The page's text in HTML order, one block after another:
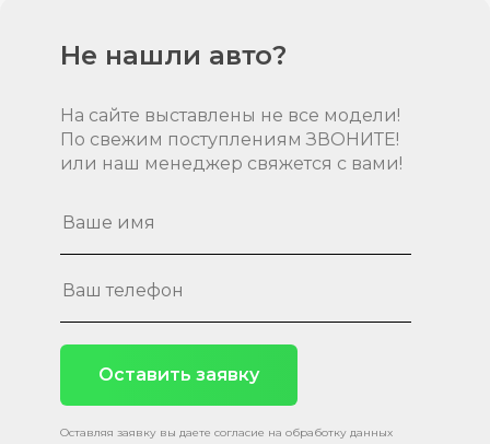
Не нашли авто?
На сайте выставлены не все модели!
По свежим поступлениям ЗВОНИТЕ!
или наш менеджер свяжется с вами!
Оставить заявку
Оставляя заявку вы даете согласие на обработку данных